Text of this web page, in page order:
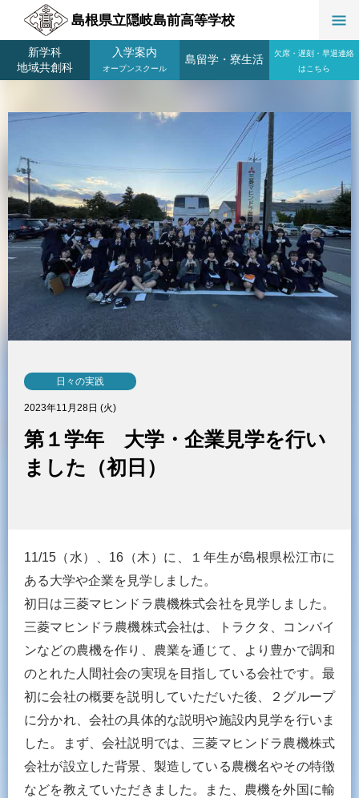
島根県立隠岐島前高等学校
新学科
地域共創科
入学案内
オープンスクール
島留学 ・ 寮生活
欠席・遅刻・早退連絡
はこちら
日々の実践
2023年11月28日 (火)
第１学年 大学・企業見学を行い
ました（初日）
11/15（水）、16（木）に、１年生が島根県松江市に
ある大学や企業を見学しました。
初日は三菱マヒンドラ農機株式会社を見学しました。
三菱マヒンドラ農機株式会社は、トラクタ、コンバイ
ンなどの農機を作り、農業を通じて、より豊かで調和
のとれた人間社会の実現を目指している会社です。最
初に会社の概要を説明していただいた後、２グループ
に分かれ、会社の具体的な説明や施設内見学を行いま
した。まず、会社説明では、三菱マヒンドラ農機株式
会社が設立した背景、製造している農機名やその特徴
などを教えていただきました。また、農機を外国に輸